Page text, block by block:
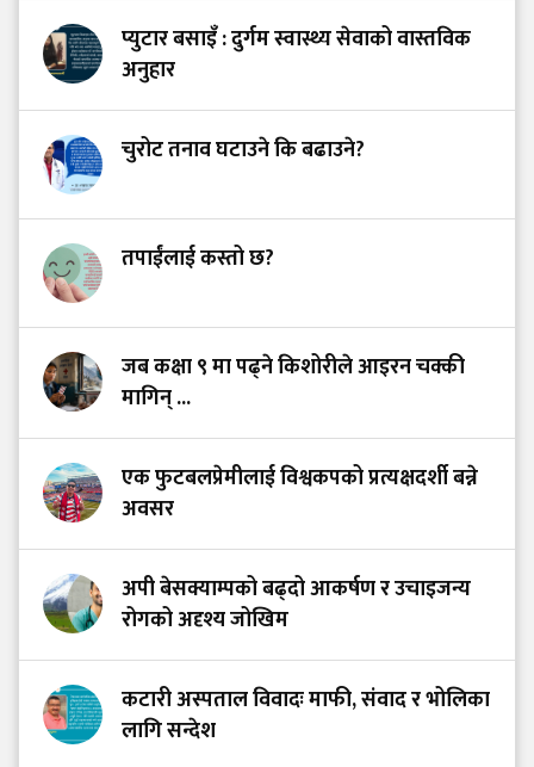
प्युटार बसाइँ : दुर्गम स्वास्थ्य सेवाको वास्तविक
अनुहार
चुरोट तनाव घटाउने कि बढाउने?
तपाईंलाई कस्तो छ?
जब कक्षा ९ मा पढ्ने किशोरीले आइरन चक्की
मागिन् ...
एक फुटबलप्रेमीलाई विश्वकपको प्रत्यक्षदर्शी बन्ने
अवसर
अपी बेसक्याम्पको बढ्दो आकर्षण र उचाइजन्य
रोगको अदृश्य जोखिम
कटारी अस्पताल विवादः माफी, संवाद र भोलिका
लागि सन्देश